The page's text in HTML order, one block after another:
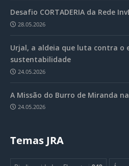
Desafio CORTADERIA da Rede
28.05.2026
Urjal, a aldeia que luta contra o
sustentabilidade
24.05.2026
A Missão do Burro de Miranda
24.05.2026
Temas JRA